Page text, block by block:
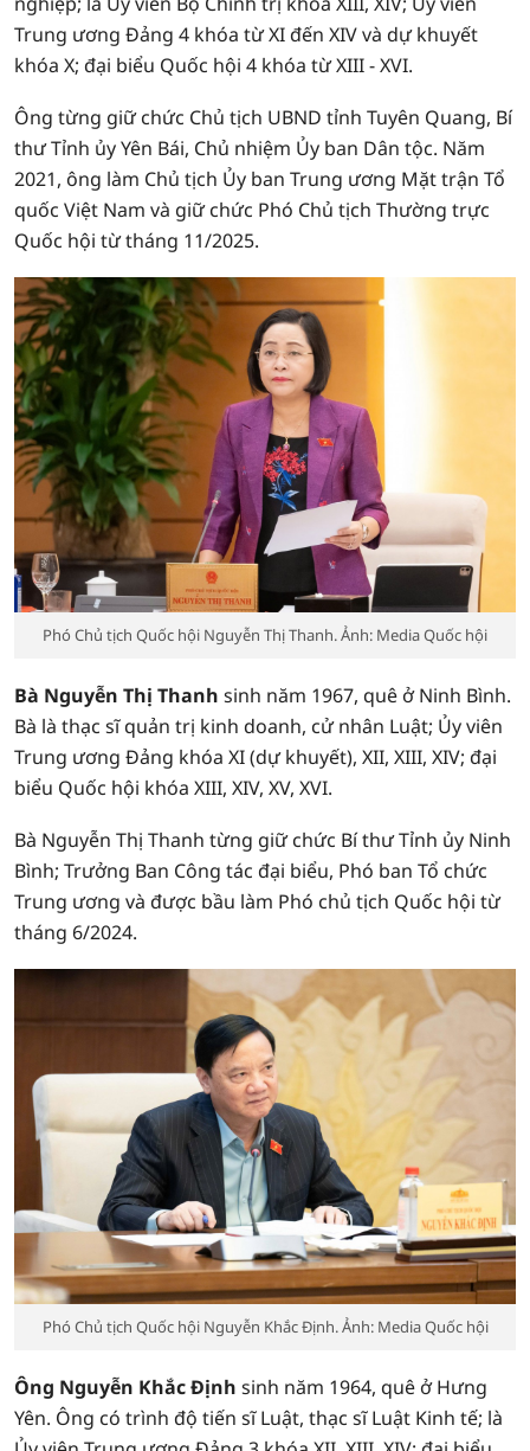
Trung ương Đảng 4 khóa từ XI đến XIV và dự khuyết
khóa X; đại biểu Quốc hội 4 khóa từ XIII - XVI.
Ông từng giữ chức Chủ tịch UBND tỉnh Tuyên Quang, Bí
thư Tỉnh ủy Yên Bái, Chủ nhiệm Ủy ban Dân tộc. Năm
2021, ông làm Chủ tịch Ủy ban Trung ương Mặt trận Tổ
quốc Việt Nam và giữ chức Phó Chủ tịch Thường trực
Quốc hội từ tháng 11/2025.
Phó Chủ tịch Quốc hội Nguyễn Thị Thanh. Ảnh: Media Quốc hội
Bà Nguyễn Thị Thanh sinh năm 1967, quê ở Ninh Bình.
Bà là thạc sĩ quản trị kinh doanh, cử nhân Luật; Ủy viên
Trung ương Đảng khóa XI (dự khuyết), XII, XIII, XIV; đại
biểu Quốc hội khóa XIII, XIV, XV, XVI.
Bà Nguyễn Thị Thanh từng giữ chức Bí thư Tỉnh ủy Ninh
Bình; Trưởng Ban Công tác đại biểu, Phó ban Tổ chức
Trung ương và được bầu làm Phó chủ tịch Quốc hội từ
tháng 6/2024.
Phó Chủ tịch Quốc hội Nguyễn Khắc Định. Ảnh: Media Quốc hội
Ông Nguyễn Khắc Định sinh năm 1964, quê ở Hưng
Yên. Ông có trình độ tiến sĩ Luật, thạc sĩ Luật Kinh tế; là